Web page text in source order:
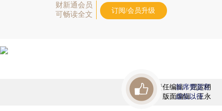
财新通会员
可畅读全文
订阅/会员升级
责任编辑：屈运栩
版面编辑：王永
首席赞赏官
虚位以待